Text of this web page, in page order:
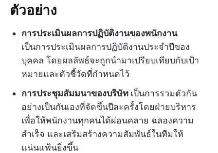
ตัวอย่าง
การประเมินผลการปฏิบัติงานของพนักงาน
เป็นการประเมินผลการปฏิบัติงานประจำปีของ
บุคคล โดยผลลัพธ์จะถูกนำมาเปรียบเทียบกับเป้า
หมายและตัวชี้วัดที่กำหนดไว้
การประชุมสัมมนาของบริษัท เป็นการรวมตัวกัน
อย่างเป็นกันเองที่จัดขึ้นปีละครั้งโดยฝ่ายบริหาร
เพื่อให้พนักงานทุกคนได้ผ่อนคลาย ฉลองความ
สำเร็จ และเสริมสร้างความสัมพันธ์ในทีมให้
แน่นแฟ้นยิ่งขึ้น